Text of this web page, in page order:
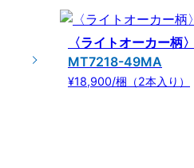
〈ライトオーカー柄〉
MT7218-49MA
¥18,900/梱（2本入り）